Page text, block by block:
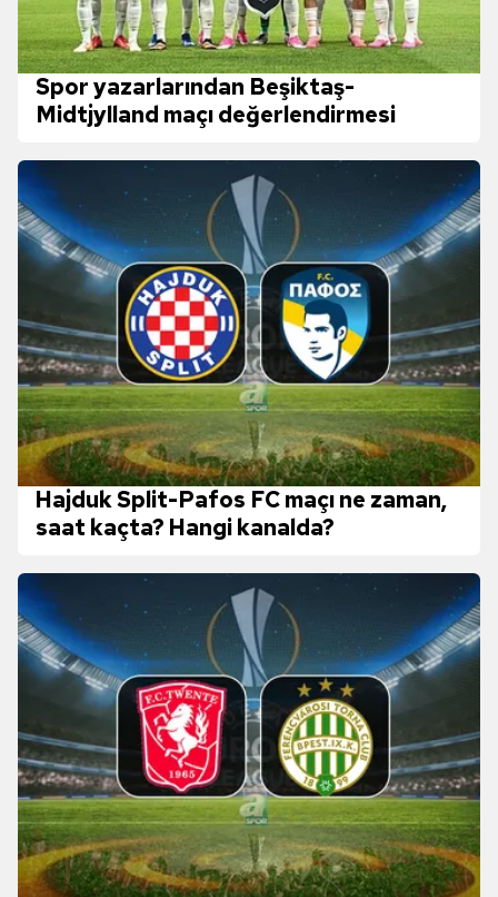
Spor yazarlarından Beşiktaş-
Midtjylland maçı değerlendirmesi
Hajduk Split-Pafos FC maçı ne zaman,
saat kaçta? Hangi kanalda?